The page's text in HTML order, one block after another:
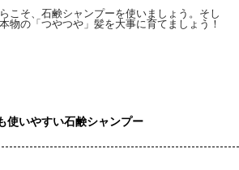
こそ、石鹸シャンプーを使いましょう。そし
物の「つやつや」髪を大事に育てましょう！
使いやすい石鹸シャンプー